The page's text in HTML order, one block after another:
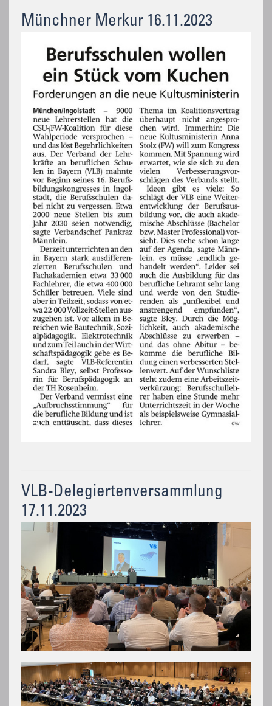
Münchner Merkur 16.11.2023
VLB-Delegiertenversammlung
17.11.2023